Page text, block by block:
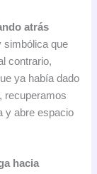
atrás
simbólica que
contrario,
ya había dado
recuperamos
y abre espacio
hacia